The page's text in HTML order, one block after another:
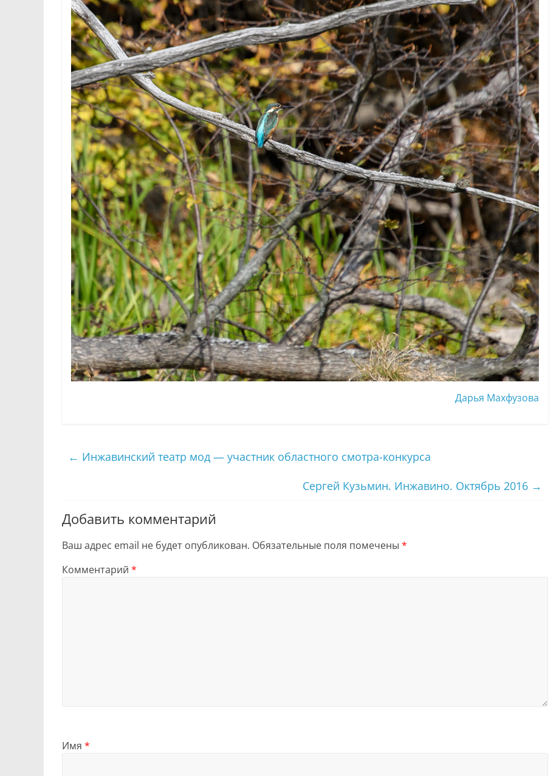
Дарья Махфузова
← Инжавинский театр мод — участник областного смотра-конкурса
Сергей Кузьмин. Инжавино. Октябрь 2016 →
Добавить комментарий
Ваш адрес email не будет опубликован. Обязательные поля помечены *
Комментарий *
Имя *